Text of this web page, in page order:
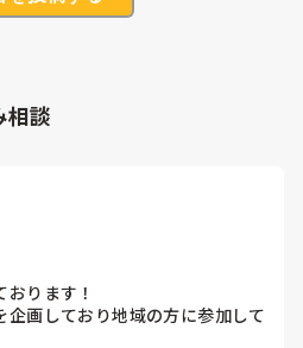
相談
ります！
画しており地域の方に参加して
未就学児さんですが、乳児さんが